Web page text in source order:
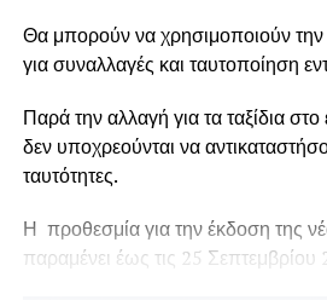
Θα μπορούν να χρησιμοποιούν την
για συναλλαγές και ταυτοποίηση
Παρά την αλλαγή για τα ταξίδια στο
δεν υποχρεούνται να
ταυτότητες.
Η προθεσμία για την έκδοση της
παραμένει έως τις 25 Σεπτεμβρίου